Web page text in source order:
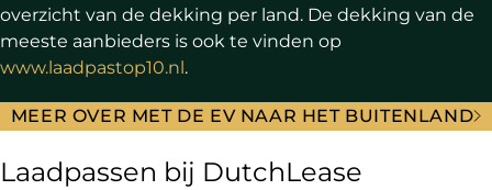
overzicht van de dekking per land. De dekking van de
meeste aanbieders is ook te vinden op
www.laadpastop10.nl .
MEER OVER MET DE EV NAAR HET BUITENLAND
Laadpassen bij DutchLease